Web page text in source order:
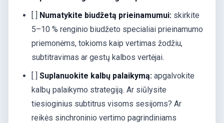
[ ] Numatykite biudžetą prieinamumui: skirkite
5–10 % renginio biudžeto specialiai prieinamumo
priemonėms, tokioms kaip vertimas žodžiu,
subtitravimas ar gestų kalbos vertėjai.
[ ]Suplanuokite kalbų palaikymą: apgalvokite
kalbų palaikymo strategiją. Ar siūlysite
tiesioginius subtitrus visoms sesijoms? Ar
reikės sinchroninio vertimo pagrindiniams